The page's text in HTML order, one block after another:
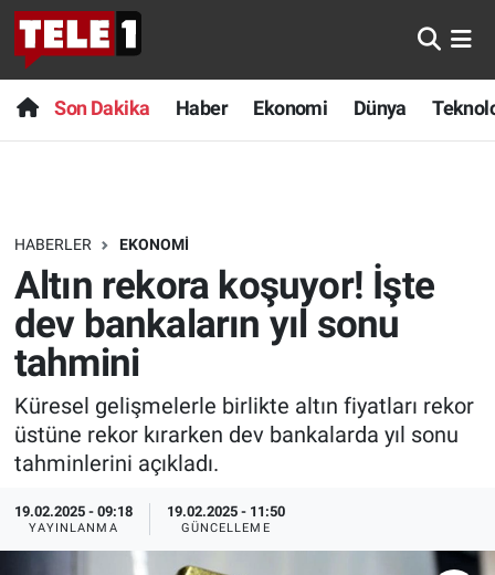
Son Dakika Haber Ekonomi Dünya
HABERLER EKONOMI
Altın rekora koşuyor! İşte
dev bankaların yıl sonu
tahmini
Küresel gelişmelerle birlikte altın fiyatları rekor
üstüne rekor kırarken dev bankalarda yıl sonu
tahminlerini açıkladı.
19.02.2025 - 09:18
YAYINLANMA
19.02.2025 - 11:50
GÜNCELLEME
Anında Manşet
Başka Sohbetler
Bilim turu
Bilim ve Teknoloji Evreni
Doğa Konuşuyor
Dünya
Ege Saati
Ege'den Esintiler
Son Dakika
Haber
Dünya
Teknoloji
Sağlık
Spor
Yayın Akışı
İletişim
Nöbetçi Eczaneler
Hava Durumu
Trafik Durumu
Süper Lig Puan Durumu ve Fikstür
Tüm Manşetler
Son Dakika Haberleri
Haber Arşivi